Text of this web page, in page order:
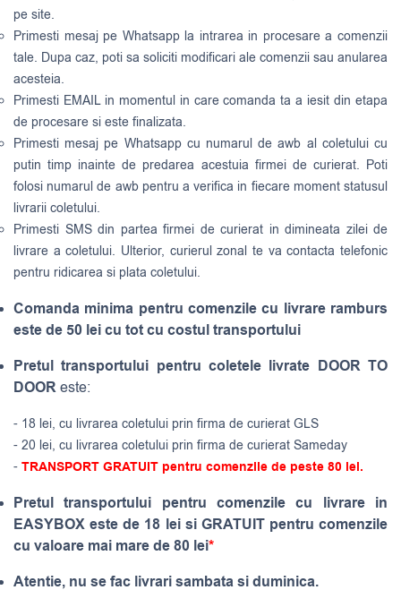
pe site.
Primesti mesaj pe Whatsapp la intrarea in procesare a comenzii
tale. Dupa caz, poti sa soliciti modificari ale comenzii sau anularea
acesteia.
Primesti EMAIL in momentul in care comanda ta a iesit din etapa
de procesare si este finalizata.
Primesti mesaj pe Whatsapp cu numarul de awb al coletului cu
putin timp inainte de predarea acestuia firmei de curierat. Poti
folosi numarul de awb pentru a verifica in fiecare moment statusul
livrarii coletului.
Primesti SMS din partea firmei de curierat in dimineata zilei de
livrare a coletului. Ulterior, curierul zonal te va contacta telefonic
pentru ridicarea si plata coletului.
Comanda minima pentru comenzile cu livrare ramburs
este de 50 lei cu tot cu costul transportului
Pretul transportului pentru coletele livrate DOOR TO
DOOReste:
- 18 lei, cu livrarea coletului prin firma de curierat GLS
- 20 lei, cu livrarea coletului prin firma de curierat Sameday
- TRANSPORT GRATUIT pentru comenzile de peste 80 lei.
Pretul transportului pentru comenzile cu livrare in
EASYBOX este de 18 lei si GRATUIT pentru comenzile
cu valoare mai mare de 80 lei*
Atentie, nu se fac livrari sambata si duminica.